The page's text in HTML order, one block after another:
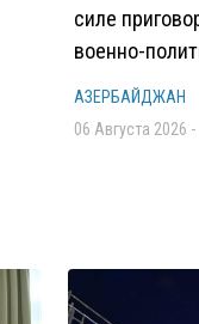
силе
военно-
АЗЕРБАЙДЖАН
06 Августа 2026 -